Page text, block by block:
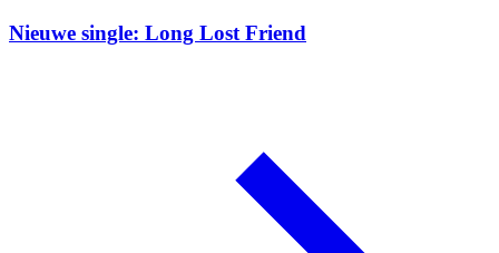
Nieuwe single: Long Lost Friend